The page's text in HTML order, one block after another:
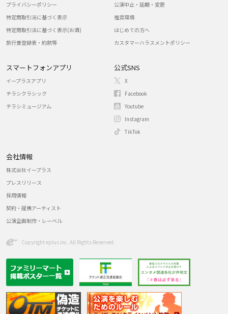
プライバシーポリシー
特定商取引法に基づく表示
特定商取引法に基づく表示(お酒)
旅行業登録表・約款等
公演中止・延期・変更
推奨環境
はじめての方へ
カスタマーハラスメントポリシー
スマートフォンアプリ
イープラスアプリ
チラシクラシック
チラシミュージアム
公式SNS
X
Facebook
Youtube
Instagram
TikTok
会社情報
株式会社イープラス
プレスリリース
採用情報
契約・提携アーティスト
公演企画制作・レーベル
Copyright eplus inc. All Rights Reserved.